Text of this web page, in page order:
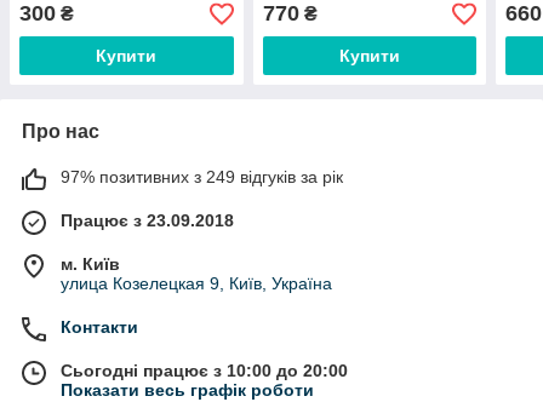
300 ₴
Купити
770₴
Купити
660
Про нас
97% позитивних з 249 відгуків за рік
Працює з 23.09.2018
м. Київ
улица Козелецкая 9, Київ, Україна
Контакти
Сьогодні працює з 10:00 до 20:00
Показати весь графік роботи